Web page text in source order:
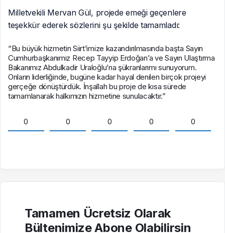
Milletvekili Mervan Gül, projede emeği geçenlere
teşekkür ederek sözlerini şu şekilde tamamladı:
“Bu büyük hizmetin Siirt’imize kazandırılmasında başta Sayın
Cumhurbaşkanımız Recep Tayyip Erdoğan’a ve Sayın Ulaştırma
Bakanımız Abdulkadir Uraloğlu’na şükranlarımı sunuyorum.
Onların liderliğinde, bugüne kadar hayal denilen birçok projeyi
gerçeğe dönüştürdük. İnşallah bu proje de kısa sürede
tamamlanarak halkımızın hizmetine sunulacaktır.”
0 0 0 0 0
Tamamen Ücretsiz Olarak
Bültenimize Abone Olabilirsin